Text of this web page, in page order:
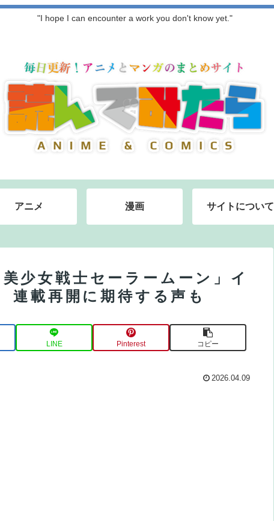
"I hope I can encounter a work you don't know yet."
アニメ 漫画 サイトについて
少女戦士セーラームーン」イ
連載再開に期待する声も
LINE Pinterest コピー
2026.04.09